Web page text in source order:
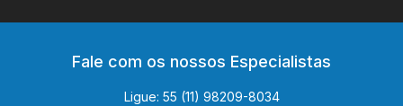
Fale com os nossos Especialistas
Ligue: 55 (11) 98209-8034